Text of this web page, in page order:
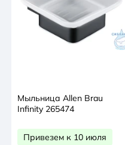
Мыльница Allen Brau
Infinity 265474
Привезем к 10 июля